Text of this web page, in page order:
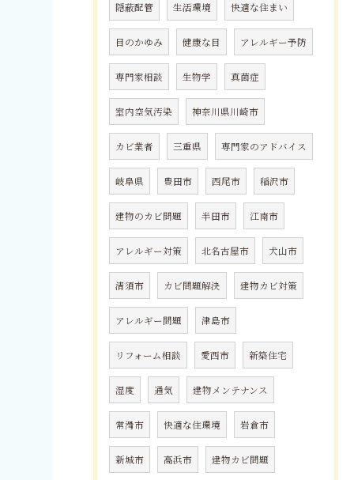
隠蔽配管 生活環境 快適な住まい
目のかゆみ 健康な目 アレルギー予防
専門家相談 生物学 真菌症
室内空気汚染 神奈川県川崎市
カビ業者 三重県 専門家のアドバイス
岐阜県 豊田市 西尾市 稲沢市
建物のカビ問題 半田市 江南市
アレルギー対策 北名古屋市 犬山市
清須市 カビ問題解決 建物カビ対策
アレルギー問題 津島市
リフォーム相談 愛西市 新築住宅
湿度 通気 建物メンテナンス
常滑市 快適な住環境 岩倉市
新城市 高浜市 建物カビ問題